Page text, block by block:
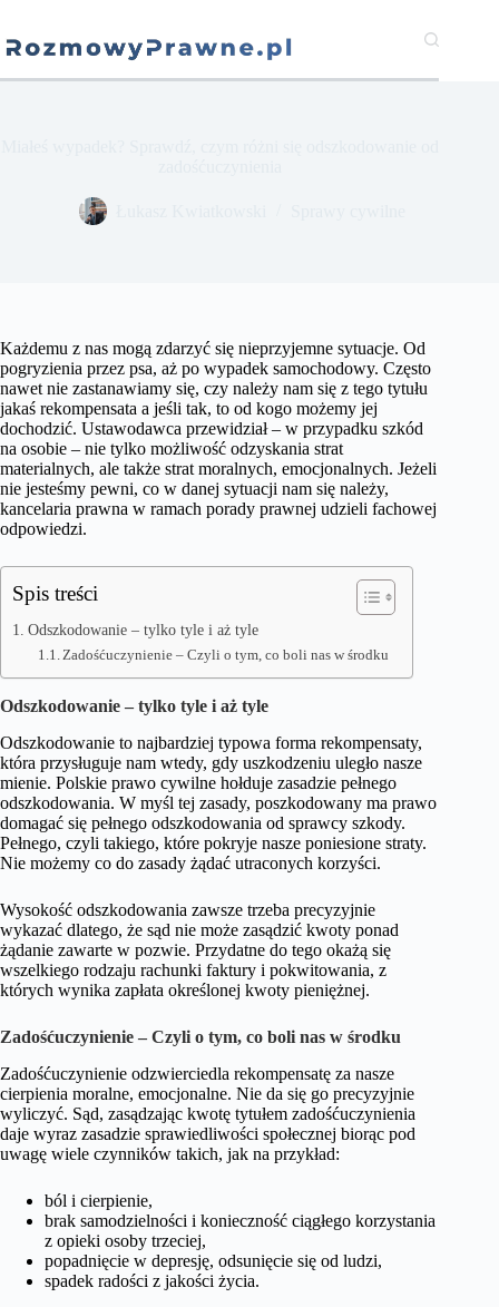
treści
Każdemu z nas mogą zdarzyć się nieprzyjemne sytuacje. Od
pogryzienia przez psa, aż po wypadek samochodowy. Często
nawet nie zastanawiamy się, czy należy nam się z tego tytułu
jakaś rekompensata a jeśli tak, to od kogo możemy jej
dochodzić. Ustawodawca przewidział – w przypadku szkód
na osobie – nie tylko możliwość odzyskania strat
materialnych, ale także strat moralnych, emocjonalnych. Jeżeli
nie jesteśmy pewni, co w danej sytuacji nam się należy,
kancelaria prawna w ramach porady prawnej udzieli fachowej
odpowiedzi.
Spis treści
Odszkodowanie – tylko tyle i aż tyle
Zadośćuczynienie – Czyli o tym, co boli nas w środku
Odszkodowanie – tylko tyle i aż tyle
Odszkodowanie to najbardziej typowa forma rekompensaty,
która przysługuje nam wtedy, gdy uszkodzeniu uległo nasze
mienie. Polskie prawo cywilne hołduje zasadzie pełnego
odszkodowania. W myśl tej zasady, poszkodowany ma prawo
domagać się pełnego odszkodowania od sprawcy szkody.
Pełnego, czyli takiego, które pokryje nasze poniesione straty.
Nie możemy co do zasady żądać utraconych korzyści.
Wysokość odszkodowania zawsze trzeba precyzyjnie
wykazać dlatego, że sąd nie może zasądzić kwoty ponad
żądanie zawarte w pozwie. Przydatne do tego okażą się
wszelkiego rodzaju rachunki faktury i pokwitowania, z
których wynika zapłata określonej kwoty pieniężnej.
Zadośćuczynienie – Czyli o tym, co boli nas w środku
Zadośćuczynienie odzwierciedla rekompensatę za nasze
cierpienia moralne, emocjonalne. Nie da się go precyzyjnie
wyliczyć. Sąd, zasądzając kwotę tytułem zadośćuczynienia
daje wyraz zasadzie sprawiedliwości społecznej biorąc pod
uwagę wiele czynników takich, jak na przykład:
ból i cierpienie,
brak samodzielności i konieczność ciągłego korzystania
z opieki osoby trzeciej,
popadnięcie w depresję, odsunięcie się od ludzi,
spadek radości z jakości życia.